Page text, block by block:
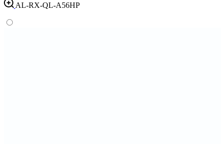
AL-RX-QL-A56HP